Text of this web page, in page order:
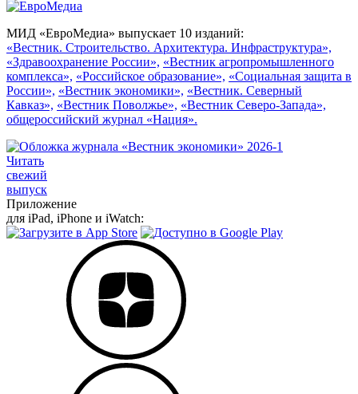
МИД «ЕвроМедиа» выпускает 10 изданий:
«Вестник. Строительство. Архитектура. Инфраструктура»,
«Здравоохранение России», «Вестник агропромышленного
комплекса», «Российское образование», «Социальная защита в
России», «Вестник экономики», «Вестник. Северный
Кавказ», «Вестник Поволжье», «Вестник Северо-Запада»,
общероссийский журнал «Нация».
Читать
свежий
выпуск
Приложение
для iPad, iPhone и iWatch: